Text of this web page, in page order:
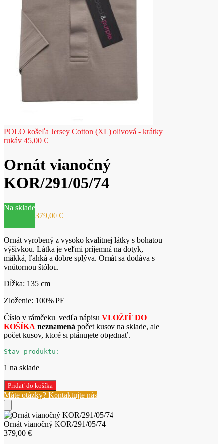
POLO košeľa Jersey Cotton (XL) olivová - krátky
rukáv 45,00 €
Ornát vianočný
KOR/291/05/74
Na sklade
379,00 €
Ornát vyrobený z vysoko kvalitnej látky s bohatou
výšivkou. Látka je veľmi príjemná na dotyk,
mäkká, ľahká a dobre splýva. Ornát sa dodáva s
vnútornou štólou.
Dĺžka: 135 cm
Zloženie: 100% PE
Číslo v rámčeku, vedľa nápisu VLOŽIŤ DO
KOŠÍKA neznamená počet kusov na sklade, ale
počet kusov, ktoré si plánujete objednať.
Stav produktu:
1 na sklade
množstvo
Ornát
vianočný
KOR/291/05/74
Pridať do košíka
Máte otázky? Kontaktujte nás
Ornát vianočný KOR/291/05/74
379,00 €